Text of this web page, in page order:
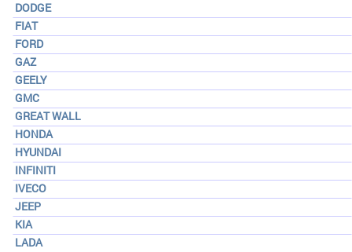
DODGE
FIAT
FORD
GAZ
GEELY
GMC
GREAT WALL
HONDA
HYUNDAI
INFINITI
IVECO
JEEP
KIA
LADA